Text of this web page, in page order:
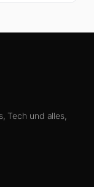
Tech und alles,